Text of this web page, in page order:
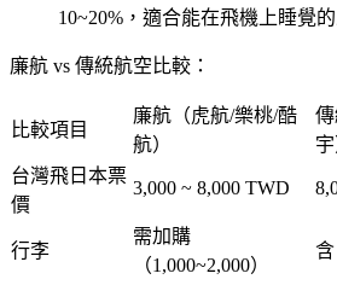
10~20%，適合能在飛機上睡覺
廉航 vs 傳統航空比較：
比較項目
廉航（虎航/樂桃/酷
航）
宇
台灣飛日本票
價
3,000 ~ 8,000 TWD
行李
需加購
（1,000~2,000）
含